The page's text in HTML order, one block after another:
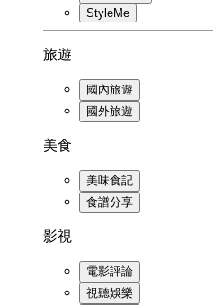
StyleMe
旅遊
國內旅遊
國外旅遊
美食
美味食記
食譜分享
影視
電影評論
視聽娛樂